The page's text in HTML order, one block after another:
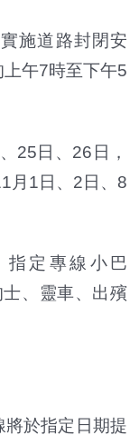
施道路封閉安
午7時至下午5
25日、26日，
月1日、2日、8
定專線小巴
、靈車、出殯
於指定日期提